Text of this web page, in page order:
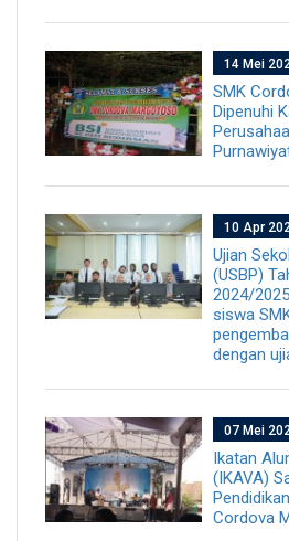
14 Mei
SMK
Dipenuhi
10 Apr
Ujian
(USBP)
2024/
siswa
dengan
07 Mei
Ikatan
(IKAVA)
Cordova